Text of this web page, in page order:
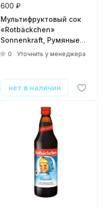
600 ₽
Мультифруктовый сок
«Rotbäckchen»
Sonnenkraft, Румяные
щечки 0.7, стекло
0 Уточнить у менеджера
нет в наличии